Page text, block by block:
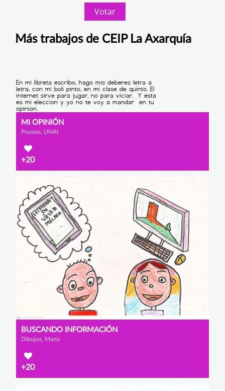
Votar
Más trabajos de CEIP La Axarquía
MI OPINIÓN
Poesías, UNAI
+20
BUSCANDO INFORMACIÓN
Dibujos, María
+20